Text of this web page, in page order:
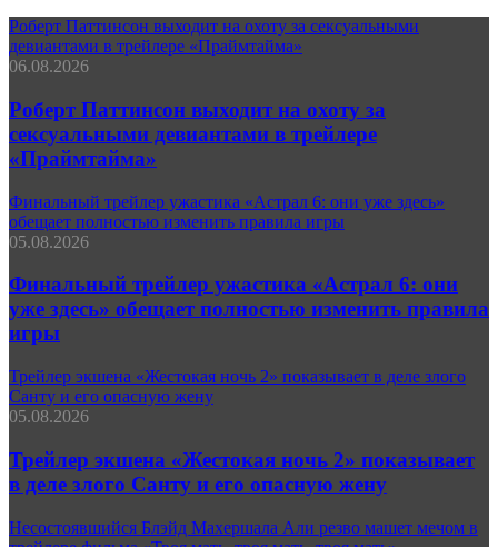
Роберт Паттинсон выходит на охоту за сексуальными
девиантами в трейлере «Праймтайма»
06.08.2026
Роберт Паттинсон выходит на охоту за
сексуальными девиантами в трейлере
«Праймтайма»
Финальный трейлер ужастика «Астрал 6: они уже здесь»
обещает полностью изменить правила игры
05.08.2026
Финальный трейлер ужастика «Астрал 6: они
уже здесь» обещает полностью изменить правила
игры
Трейлер экшена «Жестокая ночь 2» показывает в деле злого
Санту и его опасную жену
05.08.2026
Трейлер экшена «Жестокая ночь 2» показывает
в деле злого Санту и его опасную жену
Несостоявшийся Блэйд Махершала Али резво машет мечом в